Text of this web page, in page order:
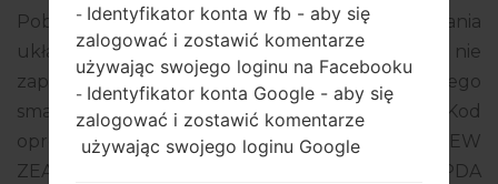
Pobierz najnowszą aktualizację oprogramowania
układowego dla Samsung Galaxy J2 Prime, ale nie
zapomnij sprawdzić, czy numer modelu Twojego
smartfona odpowiada wskazanemu SM-G532M. Kod
oprogramowania układowego to TNX z NEW
ZEALAND. Produkt jest dostarczany z wersją PDA
- Identyfikator konta w fb - aby się
zalogować i zostawić komentarze
używając swojego loginu na Facebooku
- Identyfikator konta Google - aby się
zalogować i zostawić komentarze
używając swojego loginu Google